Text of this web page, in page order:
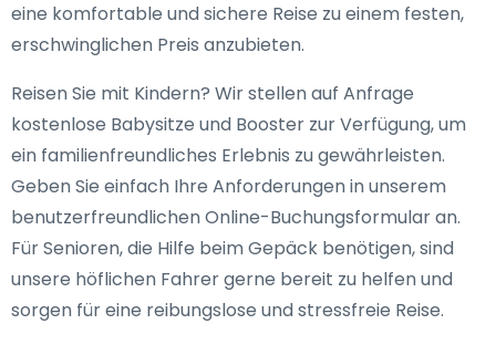
eine komfortable und sichere Reise zu einem festen,
erschwinglichen Preis anzubieten.
Reisen Sie mit Kindern? Wir stellen auf Anfrage
kostenlose Babysitze und Booster zur Verfügung, um
ein familienfreundliches Erlebnis zu gewährleisten.
Geben Sie einfach Ihre Anforderungen in unserem
benutzerfreundlichen Online-Buchungsformular an.
Für Senioren, die Hilfe beim Gepäck benötigen, sind
unsere höflichen Fahrer gerne bereit zu helfen und
sorgen für eine reibungslose und stressfreie Reise.